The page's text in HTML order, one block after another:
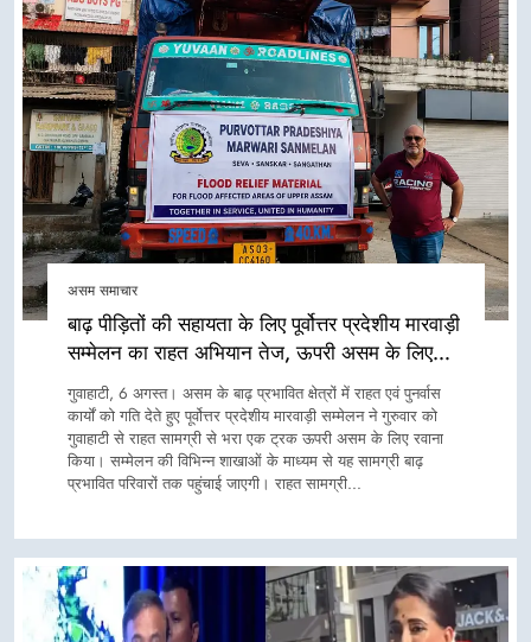
असम समाचार
बाढ़ पीड़ितों की सहायता के लिए पूर्वोत्तर प्रदेशीय मारवाड़ी
सम्मेलन का राहत अभियान तेज, ऊपरी असम के लिए
रवाना हुआ राहत सामग्री से भरा ट्रक
गुवाहाटी, 6 अगस्त। असम के बाढ़ प्रभावित क्षेत्रों में राहत एवं पुनर्वास
कार्यों को गति देते हुए पूर्वोत्तर प्रदेशीय मारवाड़ी सम्मेलन ने गुरुवार को
गुवाहाटी से राहत सामग्री से भरा एक ट्रक ऊपरी असम के लिए रवाना
किया। सम्मेलन की विभिन्न शाखाओं के माध्यम से यह सामग्री बाढ़
प्रभावित परिवारों तक पहुंचाई जाएगी। राहत सामग्री…